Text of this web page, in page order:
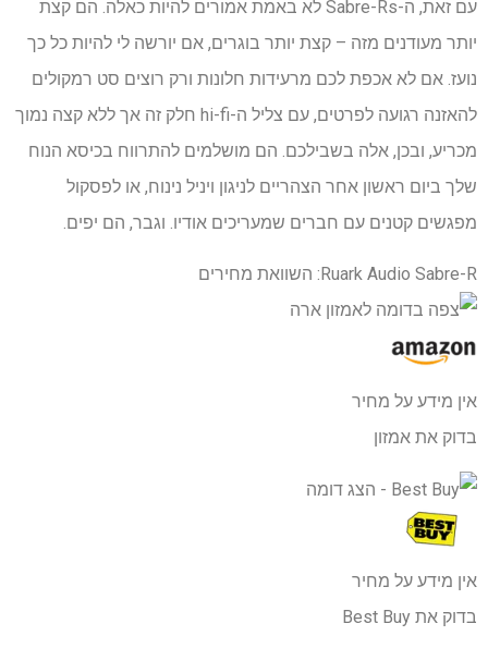
עם זאת, ה-Sabre-Rs לא באמת אמורים להיות כאלה. הם קצת
יותר מעודנים מזה – קצת יותר בוגרים, אם יורשה לי להיות כל כך
נועז. אם לא אכפת לכם מרעידות חלונות ורק רוצים סט רמקולים
להאזנה רגועה לפרטים, עם צליל ה-hi-fi חלק זה אך ללא קצה נמוך
מכריע, ובכן, אלה בשבילכם. הם מושלמים להתרווח בכיסא הנוח
שלך ביום ראשון אחר הצהריים לניגון ויניל נינוח, או לפסקול
מפגשים קטנים עם חברים שמעריכים אודיו. וגבר, הם יפים.
Ruark Audio Sabre-R: השוואת מחירים
אין מידע על מחיר
בדוק את אמזון
אין מידע על מחיר
בדוק את Best Buy